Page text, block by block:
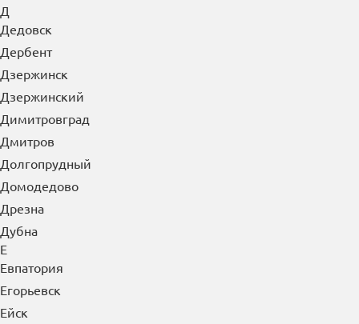
Д
Дедовск
Дербент
Дзержинск
Дзержинский
Димитровград
Дмитров
Долгопрудный
Домодедово
Дрезна
Дубна
Е
Евпатория
Егорьевск
Ейск